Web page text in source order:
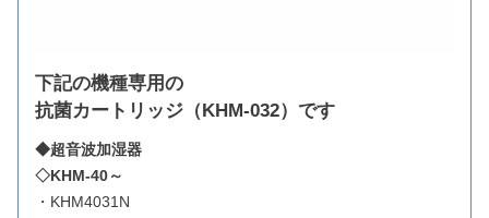
下記の機種専用の
抗菌カートリッジ（KHM-032）です
◆超音波加湿器
◇KHM-40～
・KHM4031N